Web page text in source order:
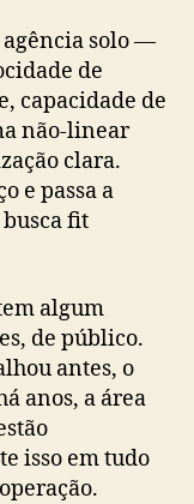
solo —
de
capacidade de
não-linear
clara.
e passa a
fit
algum
de público.
antes, o
anos, a área
isso em tudo